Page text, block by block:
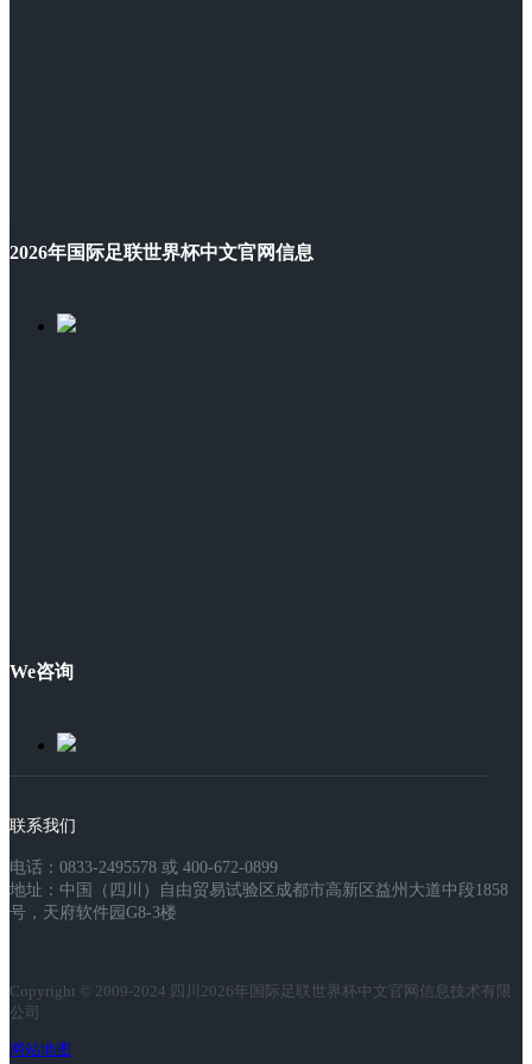
2026年国际足联世界杯中文官网信息
We咨询
联系我们
电话：0833-2495578 或 400-672-0899
地址：中国（四川）自由贸易试验区成都市高新区益州大道中段1858
号，天府软件园G8-3楼
Copyright © 2009-2024 四川2026年国际足联世界杯中文官网信息技术有限
公司
网站地图